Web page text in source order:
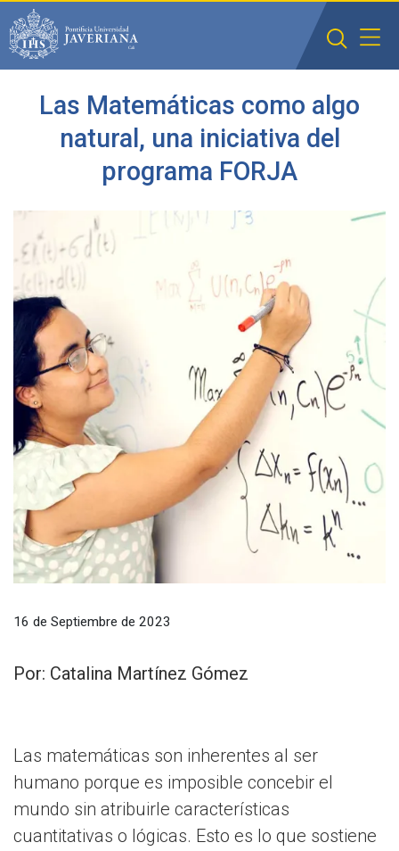
Saltar al contenido principal
Las Matemáticas como algo
natural, una iniciativa del
programa FORJA
16 de Septiembre de 2023
Por: Catalina Martínez Gómez
Las matemáticas son inherentes al ser
humano porque es imposible concebir el
mundo sin atribuirle características
cuantitativas o lógicas. Esto es lo que sostiene